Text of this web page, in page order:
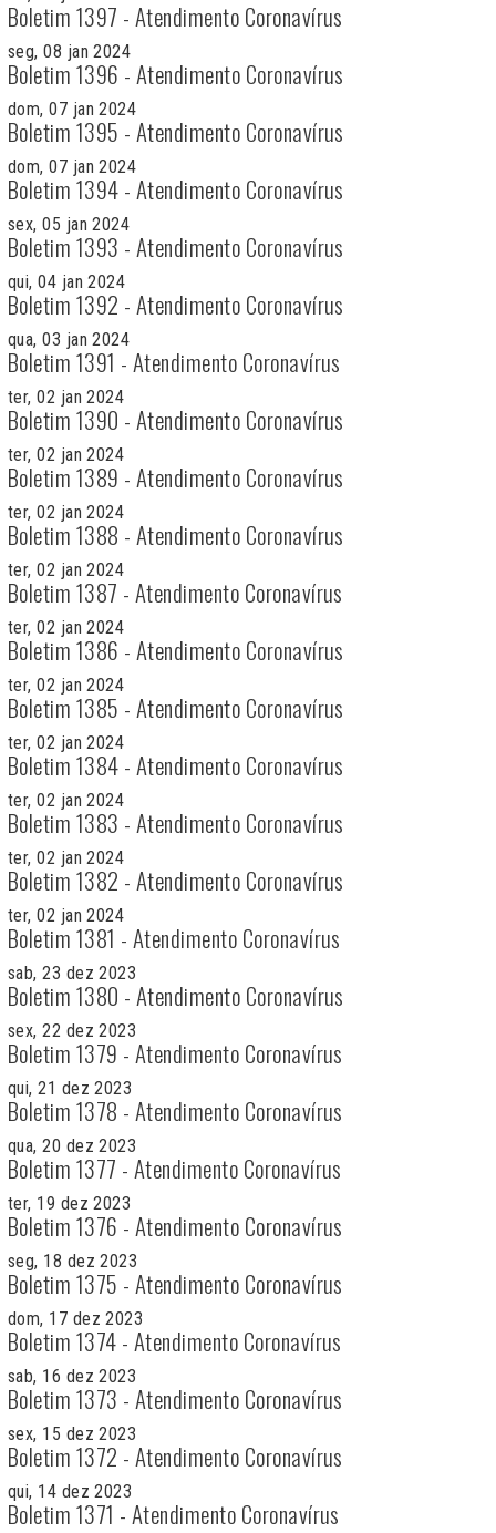
Boletim 1397 - Atendimento Coronavírus
seg, 08 jan 2024
Boletim 1396 - Atendimento Coronavírus
dom, 07 jan 2024
Boletim 1395 - Atendimento Coronavírus
dom, 07 jan 2024
Boletim 1394 - Atendimento Coronavírus
sex, 05 jan 2024
Boletim 1393 - Atendimento Coronavírus
qui, 04 jan 2024
Boletim 1392 - Atendimento Coronavírus
qua, 03 jan 2024
Boletim 1391 - Atendimento Coronavírus
ter, 02 jan 2024
Boletim 1390 - Atendimento Coronavírus
ter, 02 jan 2024
Boletim 1389 - Atendimento Coronavírus
ter, 02 jan 2024
Boletim 1388 - Atendimento Coronavírus
ter, 02 jan 2024
Boletim 1387 - Atendimento Coronavírus
ter, 02 jan 2024
Boletim 1386 - Atendimento Coronavírus
ter, 02 jan 2024
Boletim 1385 - Atendimento Coronavírus
ter, 02 jan 2024
Boletim 1384 - Atendimento Coronavírus
ter, 02 jan 2024
Boletim 1383 - Atendimento Coronavírus
ter, 02 jan 2024
Boletim 1382 - Atendimento Coronavírus
ter, 02 jan 2024
Boletim 1381 - Atendimento Coronavírus
sab, 23 dez 2023
Boletim 1380 - Atendimento Coronavírus
sex, 22 dez 2023
Boletim 1379 - Atendimento Coronavírus
qui, 21 dez 2023
Boletim 1378 - Atendimento Coronavírus
qua, 20 dez 2023
Boletim 1377 - Atendimento Coronavírus
ter, 19 dez 2023
Boletim 1376 - Atendimento Coronavírus
seg, 18 dez 2023
Boletim 1375 - Atendimento Coronavírus
dom, 17 dez 2023
Boletim 1374 - Atendimento Coronavírus
sab, 16 dez 2023
Boletim 1373 - Atendimento Coronavírus
sex, 15 dez 2023
Boletim 1372 - Atendimento Coronavírus
qui, 14 dez 2023
Boletim 1371 - Atendimento Coronavírus